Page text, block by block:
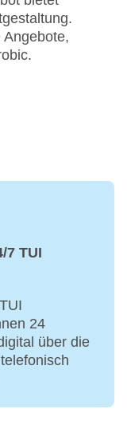
7 TUI
24
über die